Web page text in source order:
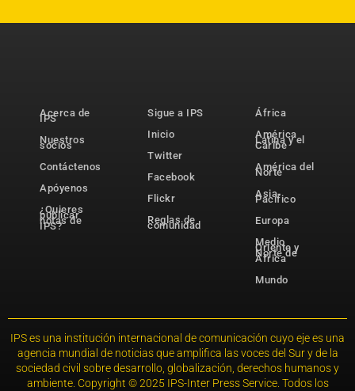
Acerca de
IPS
Nuestros
socios
Contáctenos
Apóyenos
¿Quieres
publicar
notas de
IPS?
Sigue a IPS
Inicio
Twitter
Facebook
Flickr
Reglas de
comunidad
África
América
Latina y el
Caribe
América del
Norte
Asia-
Pacífico
Europa
Medio
Oriente y
Norte de
África
Mundo
IPS es una institución internacional de comunicación cuyo eje es una
agencia mundial de noticias que amplifica las voces del Sur y de la
sociedad civil sobre desarrollo, globalización, derechos humanos y
ambiente. Copyright © 2025 IPS-Inter Press Service. Todos los